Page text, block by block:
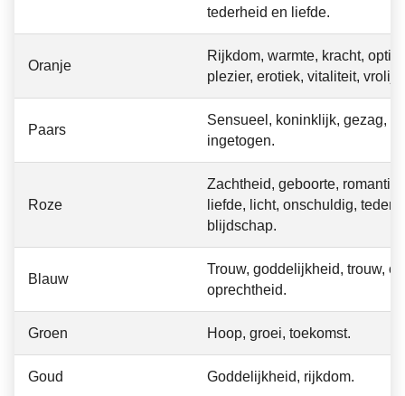
tederheid en liefde.
Oranje
Rijkdom, warmte, kracht,
plezier, erotiek, vitaliteit, vrolijk.
Paars
Sensueel, koninklijk, gezag,
ingetogen.
Roze
Zachtheid, geboorte,
liefde, licht, onschuldig, teder,
blijdschap.
Blauw
Trouw, goddelijkheid, trouw,
oprechtheid.
Groen Hoop, groei, toekomst.
Goud Goddelijkheid, rijkdom.